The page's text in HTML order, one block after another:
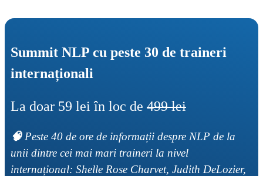
Summit NLP cu peste 30 de traineri
internaționali
La doar 59 lei în loc de 499 lei
🧠 Peste 40 de ore de informații despre NLP de la
unii dintre cei mai mari traineri la nivel
internațional: Shelle Rose Charvet, Judith DeLozier,